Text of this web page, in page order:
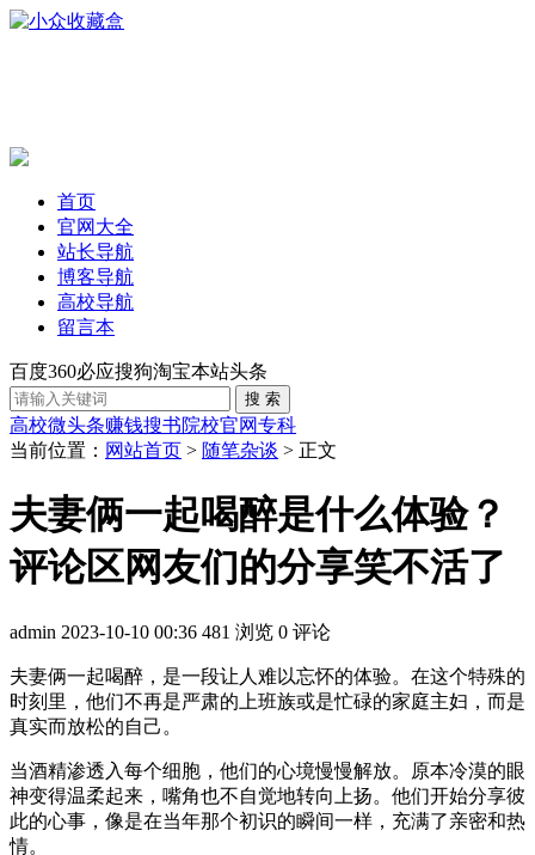
首页
官网大全
站长导航
博客导航
高校导航
留言本
百度360必应搜狗淘宝本站头条
高校微头条赚钱搜书院校官网专科
当前位置： 网站首页 > 随笔杂谈 > 正文
夫妻俩一起喝醉是什么体验？
评论区网友们的分享笑不活了
admin 2023-10-10 00:36 481 浏览 0 评论
夫妻俩一起喝醉，是一段让人难以忘怀的体验。在这个特殊的
时刻里，他们不再是严肃的上班族或是忙碌的家庭主妇，而是
真实而放松的自己。
当酒精渗透入每个细胞，他们的心境慢慢解放。原本冷漠的眼
神变得温柔起来，嘴角也不自觉地转向上扬。他们开始分享彼
此的心事，像是在当年那个初识的瞬间一样，充满了亲密和热
情。